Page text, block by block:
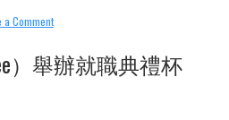
a Commenton
球
播
）舉辦就職典禮杯